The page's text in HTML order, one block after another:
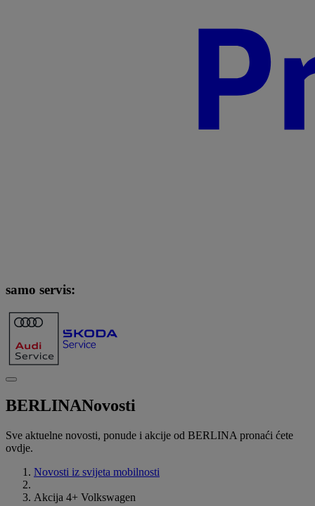
samo servis:
BERLINANovosti
Sve aktuelne novosti, ponude i akcije od BERLINA pronaći ćete
ovdje.
Novosti iz svijeta mobilnosti
Akcija 4+ Volkswagen